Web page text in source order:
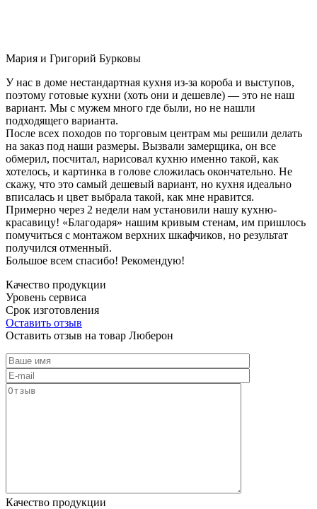
Мария и Григорий Бурковы
У нас в доме нестандартная кухня из-за короба и выступов,
поэтому готовые кухни (хоть они и дешевле) — это не наш
вариант. Мы с мужем много где были, но не нашли
подходящего варианта.
После всех походов по торговым центрам мы решили делать
на заказ под наши размеры. Вызвали замерщика, он все
обмерил, посчитал, нарисовал кухню именно такой, как
хотелось, и картинка в голове сложилась окончательно. Не
скажу, что это самый дешевый вариант, но кухня идеально
вписалась и цвет выбрала такой, как мне нравится.
Примерно через 2 недели нам установили нашу кухню-
красавицу! «Благодаря» нашим кривым стенам, им пришлось
помучиться с монтажом верхних шкафчиков, но результат
получился отменный.
Большое всем спасибо! Рекомендую!
Качество продукции
Уровень сервиса
Срок изготовления
Оставить отзыв
Оставить отзыв на товар Люберон
Качество продукции